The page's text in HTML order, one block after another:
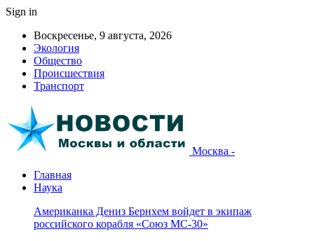
Sign in
Воскресенье, 9 августа, 2026
Экология
Общество
Происшествия
Транспорт
Москва -
Главная
Наука
Американка Дениз Бернхем войдет в экипаж
российского корабля «Союз МС-30»